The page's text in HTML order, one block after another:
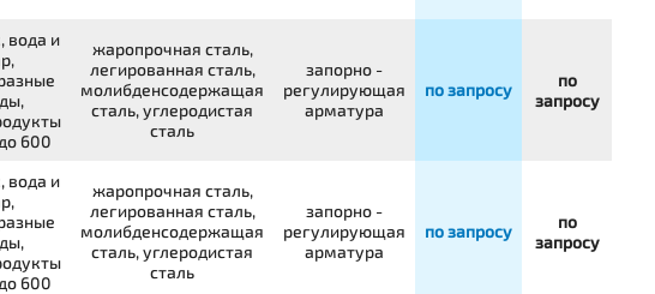
вода и
600
жаропрочная сталь,
легированная сталь,
молибденсодержащая
сталь, углеродистая
сталь
запорно -
регулирующая
арматура
по запросу
по
запросу
вода и
600
жаропрочная сталь,
легированная сталь,
молибденсодержащая
сталь, углеродистая
сталь
запорно -
регулирующая
арматура
по запросу
по
запросу